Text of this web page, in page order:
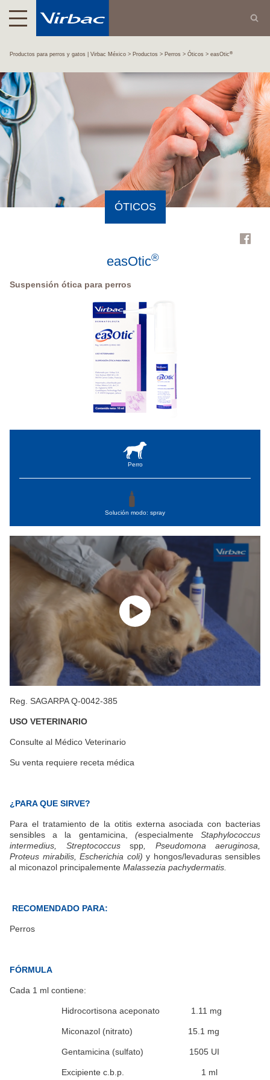
Productos para perros y gatos | Virbac México Productos Perros Óticos easOtic®
ÓTICOS
easOtic®
Suspensión ótica para perros
Perro
Solución modo: spray
Reg. SAGARPA Q-0042-385
USO VETERINARIO
Consulte al Médico Veterinario
Su venta requiere receta médica
¿PARA QUE SIRVE?
Para el tratamiento de la otitis externa asociada con bacterias
sensibles a la gentamicina, (especialmenteStaphylococcus
intermedius, Streptococcus spp, Pseudomona aeruginosa,
Proteus mirabilis, Escherichia coli) y hongos/levaduras sensibles
al miconazol principalemente Malassezia pachydermatis.
RECOMENDADO PARA:
Perros
FÓRMULA
Cada 1 ml contiene:
Hidrocortisona aceponato 1.11 mg
Miconazol (nitrato) 15.1 mg
Gentamicina (sulfato) 1505 UI
Excipiente c.b.p. 1 ml